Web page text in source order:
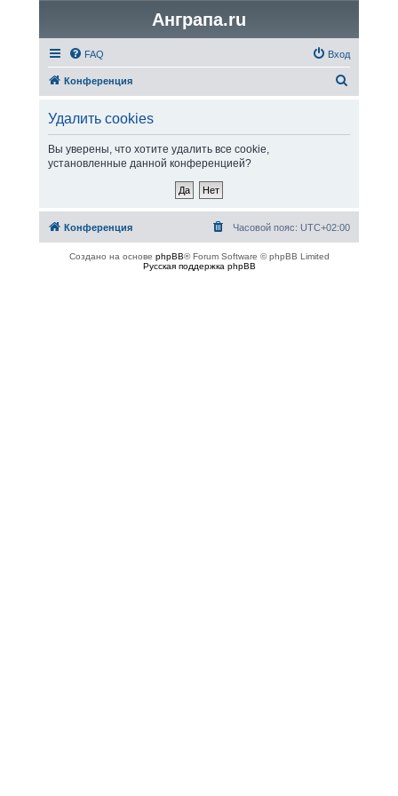
Анграпа.ru
FAQ Вход
Конференция
Удалить cookies
Вы уверены, что хотите удалить все cookie,
установленные данной конференцией?
Конференция Часовой пояс: UTC+02:00
Создано на основе phpBB® Forum Software © phpBB Limited
Русская поддержка phpBB